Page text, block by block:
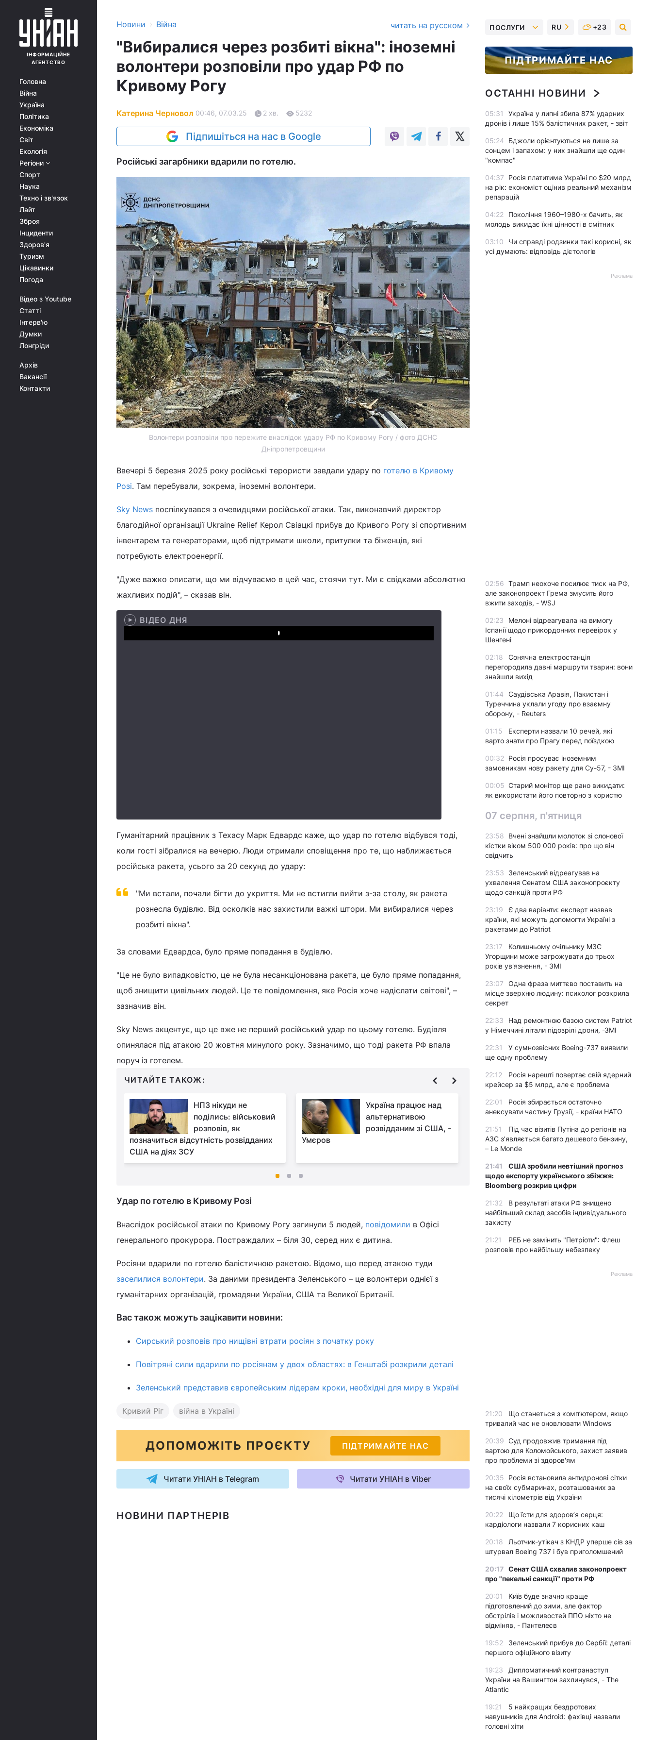
ІНФОРМАЦІЙНЕ
АГЕНТСТВО
Головна
Війна
Україна
Політика
Економіка
Світ
Екологія
Регіони
Спорт
Наука
Техно і зв'язок
Лайт
Зброя
Інциденти
Здоров'я
Туризм
Цікавинки
Погода
Відео з Youtube
Статті
Інтерв'ю
Думки
Лонгріди
Архів
Вакансії
Контакти
Новини › Війна читать на русском
"Вибиралися через розбиті вікна": іноземні
волонтери розповіли про удар РФ по
Кривому Рогу
Катерина Черновол 00:46, 07.03.25 2 хв. 5232
Підпишіться на нас в Google
Російські загарбники вдарили по готелю.
Волонтери розповіли про пережите внаслідок удару РФ по Кривому Рогу / фото ДСНС
Дніпропетровщини
Ввечері 5 березня 2025 року російські терористи завдали удару по готелю в Кривому
Розі. Там перебували, зокрема, іноземні волонтери.
Sky News поспілкувався з очевидцями російської атаки. Так, виконавчий директор
благодійної організації Ukraine Relief Керол Свіацкі прибув до Кривого Рогу зі спортивним
інвентарем та генераторами, щоб підтримати школи, притулки та біженців, які
потребують електроенергії.
"Дуже важко описати, що ми відчуваємо в цей час, стоячи тут. Ми є свідками абсолютно
жахливих подій", – сказав він.
ВІДЕО ДНЯ
Play
Гуманітарний працівник з Техасу Марк Едвардс каже, що удар по готелю відбувся тоді,
коли гості зібралися на вечерю. Люди отримали сповіщення про те, що наближається
російська ракета, усього за 20 секунд до удару:
"Ми встали, почали бігти до укриття. Ми не встигли вийти з-за столу, як ракета
рознесла будівлю. Від осколків нас захистили важкі штори. Ми вибиралися через
розбиті вікна".
За словами Едвардса, було пряме попадання в будівлю.
"Це не було випадковістю, це не була несанкціонована ракета, це було пряме попадання,
щоб знищити цивільних людей. Це те повідомлення, яке Росія хоче надіслати світові", –
зазначив він.
Sky News акцентує, що це вже не перший російський удар по цьому готелю. Будівля
опинялася під атакою 20 жовтня минулого року. Зазначимо, що тоді ракета РФ впала
поруч із готелем.
ЧИТАЙТЕ ТАКОЖ:
НПЗ нікуди не
поділись: військовий
розповів, як
позначиться відсутність розвідданих
США на діях ЗСУ
Україна працює над
альтернативою
розвідданим зі США, -
Умєров
Ветеран пояснив, як
ЗСУ вдається
стримувати 80-
тисячне елітне військо РФ на Курщині
Удар по готелю в Кривому Розі
Внаслідок російської атаки по Кривому Рогу загинули 5 людей, повідомили в Офісі
генерального прокурора. Постраждалих – біля 30, серед них є дитина.
Росіяни вдарили по готелю балістичною ракетою. Відомо, що перед атакою туди
заселилися волонтери. За даними президента Зеленського – це волонтери однієї з
гуманітарних організацій, громадяни України, США та Великої Британії.
Вас також можуть зацікавити новини:
Сирський розповів про нищівні втрати росіян з початку року
Повітряні сили вдарили по росіянам у двох областях: в Генштабі розкрили деталі
Зеленський представив європейським лідерам кроки, необхідні для миру в Україні
Кривий Ріг війна в Україні
ДОПОМОЖІТЬ ПРОЄКТУ ПІДТРИМАЙТЕ НАС
Читати УНІАН в Telegram Читати УНІАН в Viber
НОВИНИ ПАРТНЕРІВ
ПОСЛУГИ RU +23
ПІДТРИМАЙТЕ НАС
ОСТАННІ НОВИНИ
05:31
Україна у липні збила 87% ударних
дронів і лише 15% балістичних ракет, - звіт
05:24
Бджоли орієнтуються не лише за
сонцем і запахом: у них знайшли ще один
"компас"
04:37
Росія платитиме Україні по $20 млрд
на рік: економіст оцінив реальний механізм
репарацій
04:22
Покоління 1960–1980-х бачить, як
молодь викидає їхні цінності в смітник
03:10
Чи справді родзинки такі корисні, як
усі думають: відповідь дієтологів
Реклама
02:56 Трамп неохоче посилює тиск на РФ,
але законопроект Грема змусить його
вжити заходів, - WSJ
02:23
Мелоні відреагувала на вимогу
Іспанії щодо прикордонних перевірок у
Шенгені
02:18
Сонячна електростанція
перегородила давні маршрути тварин: вони
знайшли вихід
01:44
Саудівська Аравія, Пакистан і
Туреччина уклали угоду про взаємну
оборону, - Reuters
01:15
Експерти назвали 10 речей, які
варто знати про Прагу перед поїздкою
00:32
Росія просуває іноземним
замовникам нову ракету для Су-57, - ЗМІ
00:05 Старий монітор ще рано викидати:
як використати його повторно з користю
07 серпня, п'ятниця
23:58
Вчені знайшли молоток зі слонової
кістки віком 500 000 років: про що він
свідчить
23:53
Зеленський відреагував на
ухвалення Сенатом США законопроєкту
щодо санкцій проти РФ
23:19
Є два варіанти: експерт назвав
країни, які можуть допомогти Україні з
ракетами до Patriot
23:17
Колишньому очільнику МЗС
Угорщини може загрожувати до трьох
років ув'язнення, - ЗМІ
23:07
Одна фраза миттєво поставить на
місце зверхню людину: психолог розкрила
секрет
22:33
Над ремонтною базою систем Patriot
у Німеччині літали підозрілі дрони, -ЗМІ
22:31
У сумнозвісних Boeing-737 виявили
ще одну проблему
22:12
Росія нарешті повертає свій ядерний
крейсер за $5 млрд, але є проблема
22:01
Росія збирається остаточно
анексувати частину Грузії, - країни НАТО
21:51
Під час візитів Путіна до регіонів на
АЗС з’являється багато дешевого бензину,
– Le Monde
21:41
США зробили невтішний прогноз
щодо експорту українського збіжжя:
Bloomberg розкрив цифри
21:32
В результаті атаки РФ знищено
найбільший склад засобів індивідуального
захисту
21:21
РЕБ не замінить "Петріоти": Флеш
розповів про найбільшу небезпеку
Реклама
21:20
Що станеться з комп’ютером, якщо
тривалий час не оновлювати Windows
20:39 Суд продовжив тримання під
вартою для Коломойського, захист заявив
про проблеми зі здоров'ям
20:35
Росія встановила антидронові сітки
на своїх субмаринах, розташованих за
тисячі кілометрів від України
20:22
Що їсти для здоров’я серця:
кардіологи назвали 7 корисних каш
20:18
Льотчик-утікач з КНДР уперше сів за
штурвал Boeing 737 і був приголомшений
20:17 Сенат США схвалив законопроект
про "пекельні санкції" проти РФ
20:01
Київ буде значно краще
підготовлений до зими, але фактор
обстрілів і можливостей ППО ніхто не
відміняв, - Пантелеєв
19:52
Зеленський прибув до Сербії: деталі
першого офіційного візиту
19:23
Дипломатичний контранаступ
України на Вашингтон захлинувся, - The
Atlantic
19:21
5 найкращих бездротових
навушників для Android: фахівці назвали
головні хіти